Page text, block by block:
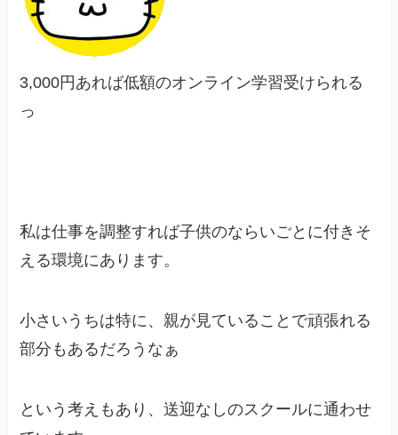
3,000円あれば低額のオンライン学習受けられる
っ
私は仕事を調整すれば子供のならいごとに付きそ
える環境にあります。
小さいうちは特に、親が見ていることで頑張れる
部分もあるだろうなぁ
という考えもあり、送迎なしのスクールに通わせ